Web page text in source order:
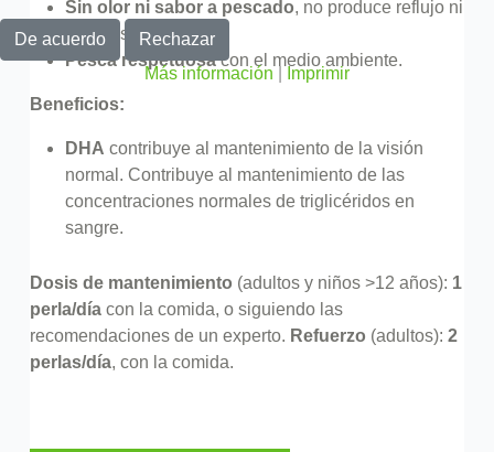
Sin olor ni sabor a pescado, no produce reflujo ni
retrogusto.
Pesca respetuosacon el medio ambiente.
Beneficios:
DHA contribuye al mantenimiento de la visión
normal. Contribuye al mantenimiento de las
concentraciones normales de triglicéridos en
sangre.
Dosis de mantenimiento (adultos y niños >12 años): 1
perla/día con la comida, o siguiendo las
recomendaciones de un experto. Refuerzo (adultos): 2
perlas/día, con la comida.
De acuerdo
Rechazar
Más información
Imprimir